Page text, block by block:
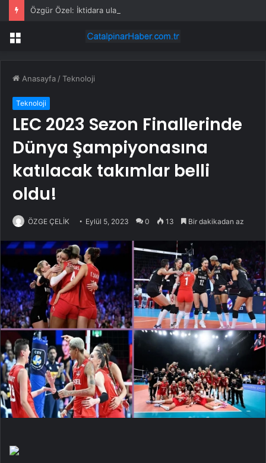
Menü
Anasayfa /Teknoloji
Teknoloji
LEC 2023 Sezon Finallerinde
Dünya Şampiyonasına
katılacak takımlar belli
oldu!
ÖZGE ÇELİK Eylül 5, 2023 0 13 Bir dakikadan az